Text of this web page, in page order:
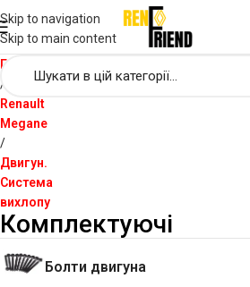
Skip to navigation
Skip to main content
Головна
Renault
Megane
Двигун.
Система
вихлопу
Комплектуючі
Болти двигуна